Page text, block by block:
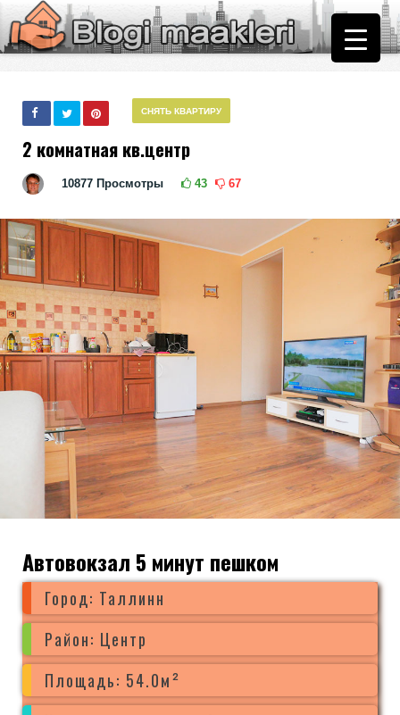
СНЯТЬ КВАРТИРУ
2 комнатная кв.центр
10877 Просмотры 43 67
Автовокзал 5 минут пешком
Город: Таллинн
Район: Центр
Площадь: 54.0м²